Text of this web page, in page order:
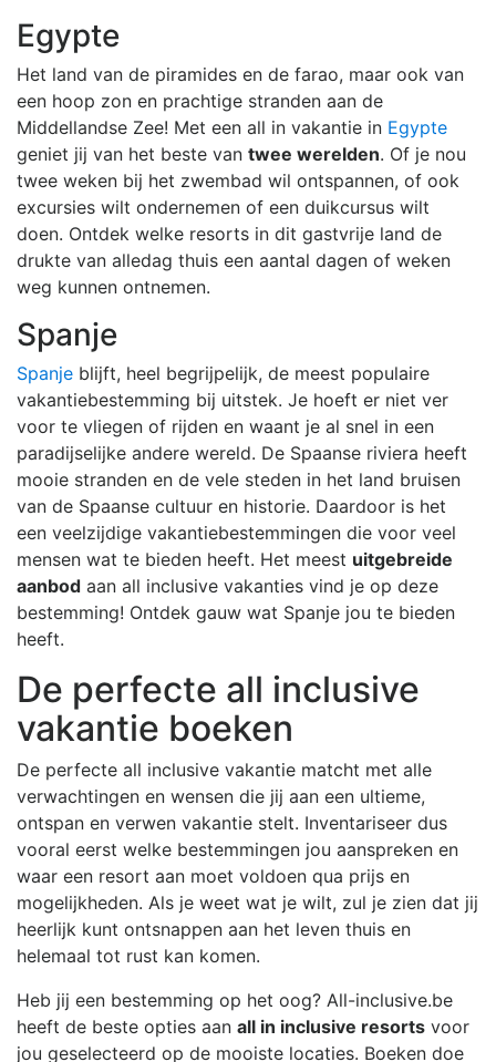
Egypte
Het land van de piramides en de farao, maar ook van
een hoop zon en prachtige stranden aan de
Middellandse Zee! Met een all in vakantie in Egypte
geniet jij van het beste van twee werelden. Of je nou
twee weken bij het zwembad wil ontspannen, of ook
excursies wilt ondernemen of een duikcursus wilt
doen. Ontdek welke resorts in dit gastvrije land de
drukte van alledag thuis een aantal dagen of weken
weg kunnen ontnemen.
Spanje
Spanje blijft, heel begrijpelijk, de meest populaire
vakantiebestemming bij uitstek. Je hoeft er niet ver
voor te vliegen of rijden en waant je al snel in een
paradijselijke andere wereld. De Spaanse riviera heeft
mooie stranden en de vele steden in het land bruisen
van de Spaanse cultuur en historie. Daardoor is het
een veelzijdige vakantiebestemmingen die voor veel
mensen wat te bieden heeft. Het meest uitgebreide
aanbod aan all inclusive vakanties vind je op deze
bestemming! Ontdek gauw wat Spanje jou te bieden
heeft.
De perfecte all inclusive
vakantie boeken
De perfecte all inclusive vakantie matcht met alle
verwachtingen en wensen die jij aan een ultieme,
ontspan en verwen vakantie stelt. Inventariseer dus
vooral eerst welke bestemmingen jou aanspreken en
waar een resort aan moet voldoen qua prijs en
mogelijkheden. Als je weet wat je wilt, zul je zien dat jij
heerlijk kunt ontsnappen aan het leven thuis en
helemaal tot rust kan komen.
Heb jij een bestemming op het oog? All-inclusive.be
heeft de beste opties aan all in inclusive resorts voor
jou geselecteerd op de mooiste locaties. Boeken doe